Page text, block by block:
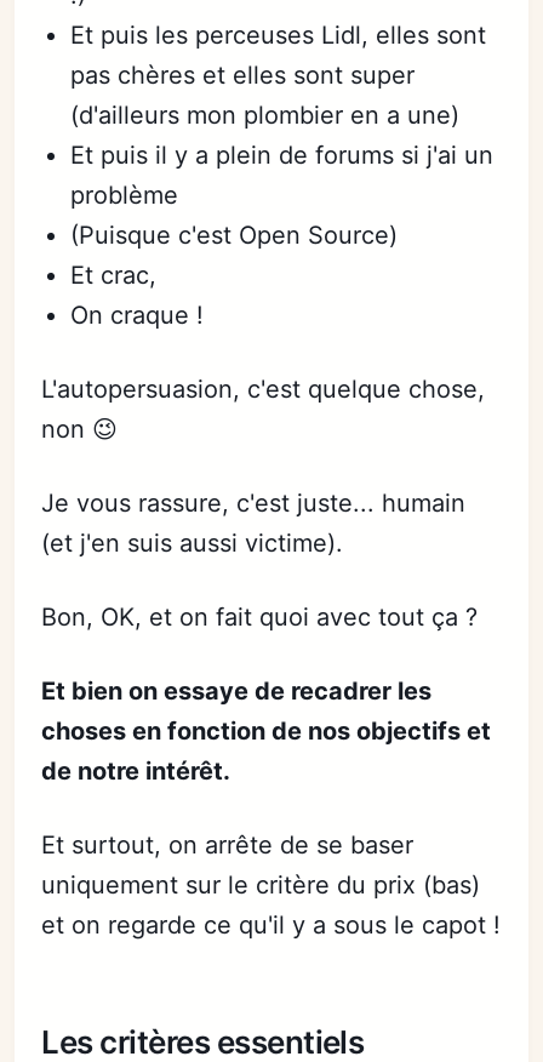
Et puis les perceuses Lidl, elles sont
pas chères et elles sont super
(d'ailleurs mon plombier en a une)
Et puis il y a plein de forums si j'ai un
problème
(Puisque c'est Open Source)
Et crac,
On craque !
L'autopersuasion, c'est quelque chose,
non 😉
Je vous rassure, c'est juste... humain
(et j'en suis aussi victime).
Bon, OK, et on fait quoi avec tout ça ?
Et bien on essaye de recadrer les
choses en fonction de nos objectifs et
de notre intérêt.
Et surtout, on arrête de se baser
uniquement sur le critère du prix (bas)
et on regarde ce qu'il y a sous le capot !
Les critères essentiels